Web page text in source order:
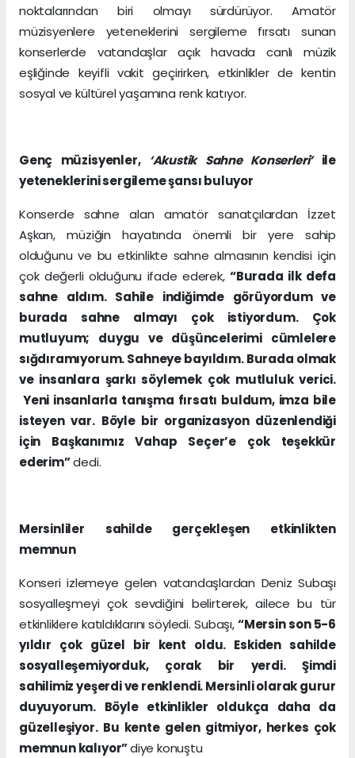
noktalarından biri olmayı sürdürüyor. Amatör
müzisyenlere yeteneklerini sergileme fırsatı sunan
konserlerde vatandaşlar açık havada canlı müzik
eşliğinde keyifli vakit geçirirken, etkinlikler de kentin
sosyal ve kültürel yaşamına renk katıyor.
Genç müzisyenler, ‘Akustik Sahne Konserleri’ile
yeteneklerini sergileme şansı buluyor
Konserde sahne alan amatör sanatçılardan İzzet
Aşkan, müziğin hayatında önemli bir yere sahip
olduğunu ve bu etkinlikte sahne almasının kendisi için
çok değerli olduğunu ifade ederek, “Burada ilk defa
sahne aldım. Sahile indiğimde görüyordum ve
burada sahne almayı çok istiyordum. Çok
mutluyum; duygu ve düşüncelerimi cümlelere
sığdıramıyorum. Sahneye bayıldım. Burada olmak
ve insanlara şarkı söylemek çok mutluluk verici.
Yeni insanlarla tanışma fırsatı buldum, imza bile
isteyen var. Böyle bir organizasyon düzenlendiği
için Başkanımız Vahap Seçer’e çok teşekkür
ederim”dedi.
Mersinliler sahilde gerçekleşen etkinlikten
memnun
Konseri izlemeye gelen vatandaşlardan Deniz Subaşı
sosyalleşmeyi çok sevdiğini belirterek, ailece bu tür
etkinliklere katıldıklarını söyledi. Subaşı,“Mersin son 5-6
yıldır çok güzel bir kent oldu. Eskiden sahilde
sosyalleşemiyorduk, çorak bir yerdi. Şimdi
sahilimiz yeşerdi ve renklendi. Mersinli olarak gurur
duyuyorum. Böyle etkinlikler oldukça daha da
güzelleşiyor. Bu kente gelen gitmiyor, herkes çok
memnun kalıyor”diye konuştu